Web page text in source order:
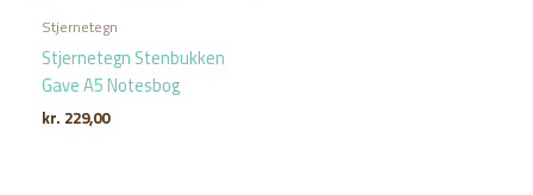
Stjernetegn
Stjernetegn Stenbukken
Gave A5 Notesbog
kr. 229,00